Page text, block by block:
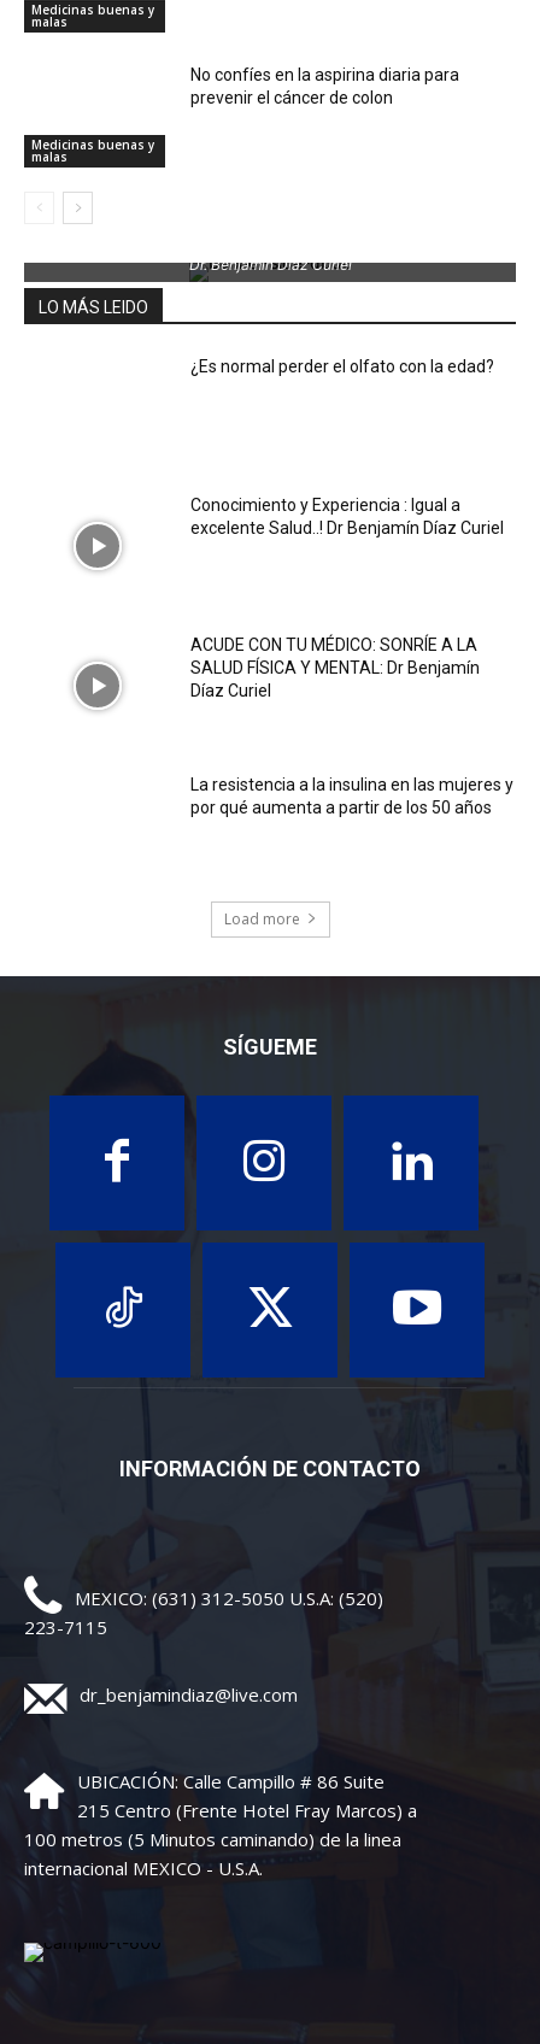
Medicinas buenas y
malas
Medicinas buenas y
malas
No confíes en la aspirina diaria para
prevenir el cáncer de colon
Dr. Benjamin Díaz Curiel
LO MÁS LEIDO
¿Es normal perder el olfato con la edad?
Conocimiento y Experiencia : Igual a
excelente Salud..! Dr Benjamín Díaz Curiel
ACUDE CON TU MÉDICO: SONRÍE A LA
SALUD FÍSICA Y MENTAL: Dr Benjamín
Díaz Curiel
La resistencia a la insulina en las mujeres y
por qué aumenta a partir de los 50 años
Load more
SÍGUEME
INFORMACIÓN DE CONTACTO
MEXICO: (631) 312-5050 U.S.A: (520)
223-7115
dr_benjamindiaz@live.com
UBICACIÓN: Calle Campillo # 86 Suite
215 Centro (Frente Hotel Fray Marcos) a
100 metros (5 Minutos caminando) de la linea
internacional MEXICO - U.S.A.